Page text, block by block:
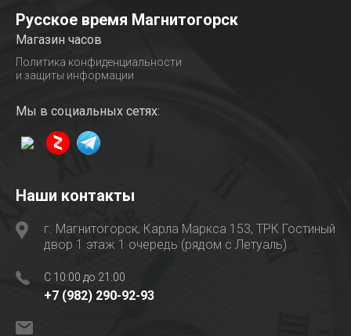
Русское время Магнитогорск
Магазин часов
Политика конфиденциальности
и защиты информации
Мы в социальных сетях:
Наши контакты
г. Магнитогорск, Карла Маркса 153, ТРК Гостиный
двор 1 этаж 1 очередь (рядом с Летуаль)
C 10:00 до 21:00
+7 (982) 290-92-93